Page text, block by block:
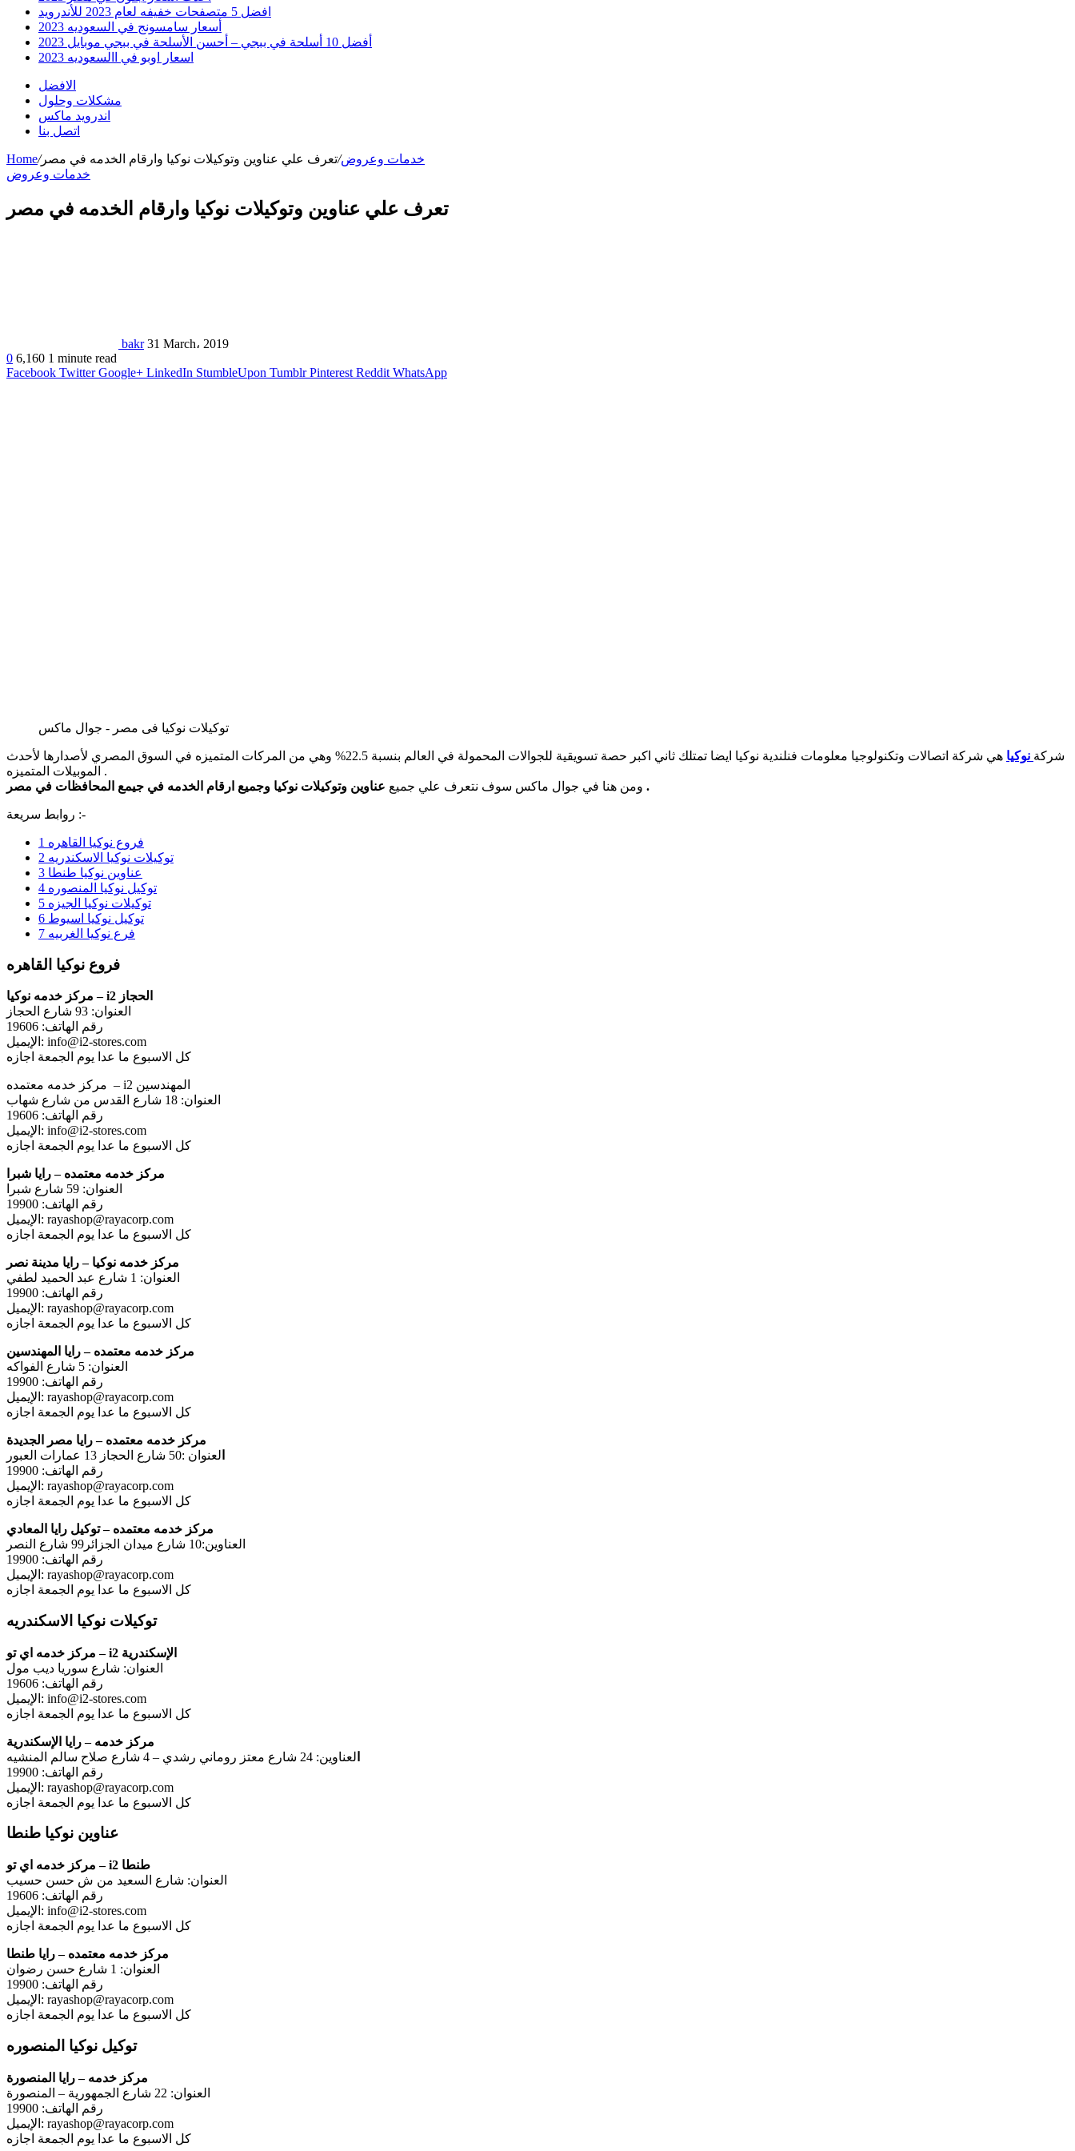
افضل 5 متصفحات خفيفه لعام 2023 للأندرويد
أسعار سامسونج في السعوديه 2023
أفضل 10 أسلحة في ببجي – أحسن الأسلحة في ببجي موبايل 2023
اسعار اوبو في االسعوديه 2023
الافضل
مشكلات وحلول
اندرويد ماكس
اتصل بنا
Home/ خدمات وعروض/تعرف علي عناوين وتوكيلات نوكيا وارقام الخدمه في مصر
خدمات وعروض
تعرف علي عناوين وتوكيلات نوكيا وارقام الخدمه في مصر
bakr 31 March، 2019
0 6,160 1 minute read
Facebook Twitter Google+ LinkedIn StumbleUpon Tumblr Pinterest Reddit WhatsApp
توكيلات نوكيا فى مصر - جوال ماكس
شركة نوكيا
هي شركة اتصالات وتكنولوجيا معلومات فنلندية نوكيا ايضا تمتلك ثاني اكبر حصة تسويقية للجوالات المحمولة في العالم بنسبة 22.5% وهي من المركات المتميزه في السوق المصري لأصدارها لأحدث
الموبيلات المتميزه .
ومن هنا في جوال ماكس سوف نتعرف علي جميع عناوين وتوكيلات نوكيا وجميع ارقام الخدمه في جيمع المحافظات في مصر .
روابط سريعة :-
1 فروع نوكيا القاهره
2 توكيلات نوكيا الاسكندريه
3 عناوين نوكيا طنطا
4 توكيل نوكيا المنصوره
5 توكيلات نوكيا الجيزه
6 توكيل نوكيا اسيوط
7 فرع نوكيا الغربيه
فروع نوكيا القاهره
مركز خدمه نوكيا – i2 الحجاز
العنوان: 93 شارع الحجاز
رقم الهاتف: 19606
الإيميل: info@i2-stores.com
مركز خدمه معتمده – i2 المهندسين
العنوان: 18 شارع القدس من شارع شهاب
رقم الهاتف: 19606
الإيميل: info@i2-stores.com
مركز خدمه معتمده – رايا شبرا
العنوان: 59 شارع شبرا
رقم الهاتف: 19900
الإيميل: rayashop@rayacorp.com
مركز خدمه نوكيا – رايا مدينة نصر
العنوان: 1 شارع عبد الحميد لطفي
رقم الهاتف: 19900
الإيميل: rayashop@rayacorp.com
مركز خدمه معتمده – رايا المهندسين
العنوان: 5 شارع الفواكه
رقم الهاتف: 19900
الإيميل: rayashop@rayacorp.com
مركز خدمه معتمده – رايا مصر الجديدة
لعنوان :50 شارع الحجاز 13 عمارات العبور
رقم الهاتف: 19900
الإيميل: rayashop@rayacorp.com
مركز خدمه معتمده – توكيل رايا المعادي
العناوين:10 شارع ميدان الجزائر99 شارع النصر
رقم الهاتف: 19900
الإيميل: rayashop@rayacorp.com
توكيلات نوكيا الاسكندريه
مركز خدمه اي تو – i2 الإسكندرية
العنوان: شارع سوريا ديب مول
رقم الهاتف: 19606
الإيميل: info@i2-stores.com
مركز خدمه – رايا الإسكندرية
لعناوين: 24 شارع معتز روماني رشدي – 4 شارع صلاح سالم المنشيه
رقم الهاتف: 19900
الإيميل: rayashop@rayacorp.com
عناوين نوكيا طنطا
مركز خدمه اي تو – i2 طنطا
العنوان: شارع السعيد من ش حسن حسيب
رقم الهاتف: 19606
الإيميل: info@i2-stores.com
مركز خدمه معتمده – رايا طنطا
العنوان: 1 شارع حسن رضوان
رقم الهاتف: 19900
الإيميل: rayashop@rayacorp.com
توكيل نوكيا المنصوره
مركز خدمه – رايا المنصورة
العنوان: 22 شارع الجمهورية – المنصورة
رقم الهاتف: 19900
الإيميل: rayashop@rayacorp.com